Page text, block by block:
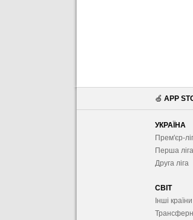
🍏 APP
УКРАЇНА
Прем'єр-
Перша ліга
Друга ліга
СВІТ
Інші країни